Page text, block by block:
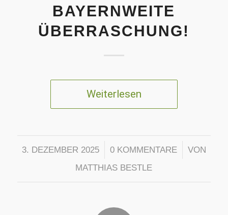
BAYERNWEITE
ÜBERRASCHUNG!
Weiterlesen
3. DEZEMBER 2025
/ 0 KOMMENTARE
/
VON
MATTHIAS BESTLE